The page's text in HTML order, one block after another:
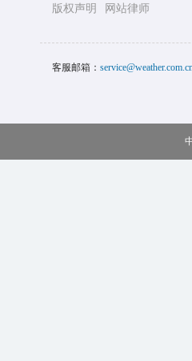
版权声明
网站律师
客服邮箱：